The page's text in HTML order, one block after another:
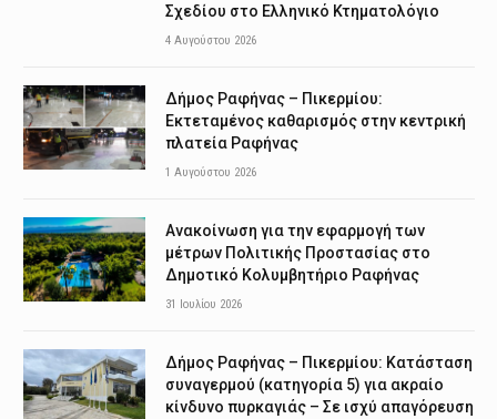
Σχεδίου στο Ελληνικό Κτηματολόγιο
4 Αυγούστου 2026
Δήμος Ραφήνας – Πικερμίου:
Εκτεταμένος καθαρισμός στην κεντρική
πλατεία Ραφήνας
1 Αυγούστου 2026
Ανακοίνωση για την εφαρμογή των
μέτρων Πολιτικής Προστασίας στο
Δημοτικό Κολυμβητήριο Ραφήνας
31 Ιουλίου 2026
Δήμος Ραφήνας – Πικερμίου: Κατάσταση
συναγερμού (κατηγορία 5) για ακραίο
κίνδυνο πυρκαγιάς – Σε ισχύ απαγόρευση